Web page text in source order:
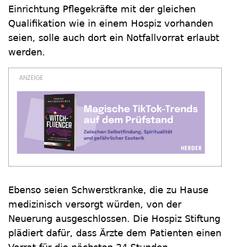
Einrichtung Pflegekräfte mit der gleichen
Qualifikation wie in einem Hospiz vorhanden
seien, solle auch dort ein Notfallvorrat erlaubt
werden.
Ebenso seien Schwerstkranke, die zu Hause
medizinisch versorgt würden, von der
Neuerung ausgeschlossen. Die Hospiz Stiftung
plädiert dafür, dass Ärzte dem Patienten einen